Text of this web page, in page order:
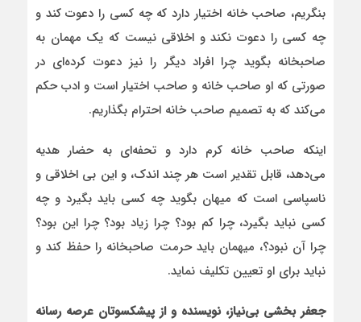
بنگریم، صاحب خانه اختیار دارد که چه کسی را دعوت کند و
چه کسی را دعوت نکند و اخلاقی نیست که یک مهمان به
صاحبخانه بگوید چرا افراد دیگر را نیز دعوت کرده‌ای در
صورتی که او صاحب خانه و صاحب اختیار است و ادب حکم
می‌کند که به تصمیم صاحب خانه احترام بگذاریم.
اینکه صاحب خانه کرم دارد و تحفه‌ای به حضار هدیه
می‌دهد، قابل تقدیر است هر چند اندک، و این بی اخلاقی و
ناسپاسی است که میهان بگوید چه کسی باید بگیرد و چه
کسی نباید بگیرد، چرا کم بود؟ چرا زیاد بود؟ چرا این بود؟
چرا آن نبود؟، میهمان باید حرمت صاحبخانه را حفظ کند و
نباید برای او تعیین تکلیف نماید.
جعفر بخشی بی‌نیاز، نویسنده و از پیشکسوتان عرصه رسانه